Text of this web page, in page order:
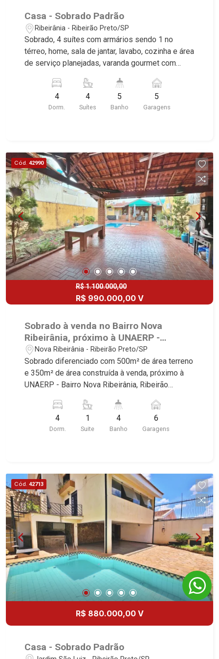
Casa - Sobrado Padrão
Ribeirânia - Ribeirão Preto/SP
Sobrado, 4 suítes com armários sendo 1 no
térreo, home, sala de jantar, lavabo, cozinha e área
de serviço planejadas, varanda gourmet com
paisagismo, 5 vagas sendo 2 cobertas, excelente
localização, próximo a Av. Costabile Romano.
Martinelli Imobiliária, referência no mercado
4
Dorm.
4
Suítes
5
Banho
5
Garagens
Cód. 42990
R$ 1.100.000,00
R$ 990.000,00 V
Sobrado à venda no Bairro Nova
Ribeirânia, próximo à UNAERP -
Ribeirão Preto/SP.
Nova Ribeirânia - Ribeirão Preto/SP
Sobrado diferenciado com 500m² de área terreno
e 350m² de área construída à venda, próximo à
UNAERP - Bairro Nova Ribeirânia, Ribeirão
imóvel que a Martinelli Imobiliária selecionou
para você: - 500m² de área terreno e 350m² de
área construída - 4 dormitórios com armários
gourmet com churrasqueira - Piscina - Sauna -
Vestiário - Quintal - Corredor lateral - Paisagismo
- Alarme - Cerca elétrica - 6 vagas Martinelli
Imobiliária - excelência absoluta no mercado
imobiliário de Ribeirão Preto. Referência em
imóveis de alto padrão, somos especialistas na
venda e locação de casas e terrenos residenciais
e comerciais nos bairros mais desejados da
Zona Sul, reconhecidos por sua segurança,
infraestrutura e qualidade de vida incomparável.
Atuamos nos bairros de maior prestígio da
Jardim Olhos D`Água, Vila do Golfe, City Ribeirão,
Nova Aliança, Boulevard, Higienópolis, Sumaré,
Jardim América, Alto do Ipê, Jardim Irajá, Royal
4
Dorm.
1
Suite
4
Banho
6
Garagens
Cód. 42713
R$ 880.000,00 V
Casa - Sobrado Padrão